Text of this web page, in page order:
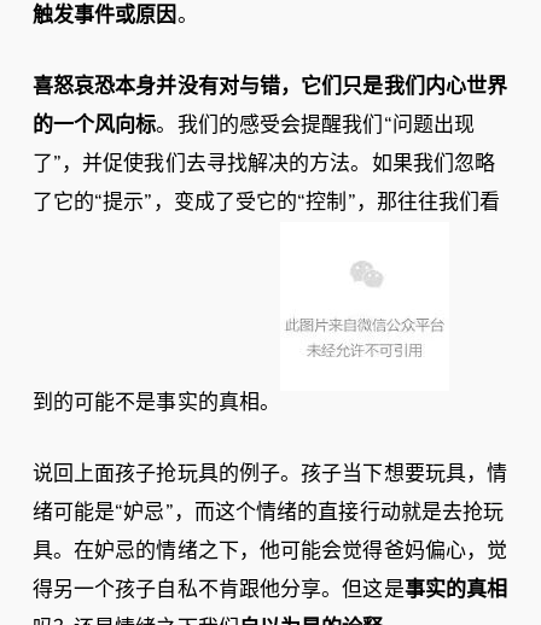
触发事件或原因。
喜怒哀恐本身并没有对与错，它们只是我们内心世界
的一个风向标。我们的感受会提醒我们“问题出现
了”，并促使我们去寻找解决的方法。如果我们忽略
了它的“提示”，变成了受它的“控制”，那往往我们看
到的可能不是事实的真相。
说回上面孩子抢玩具的例子。孩子当下想要玩具，情
绪可能是“妒忌”，而这个情绪的直接行动就是去抢玩
具。在妒忌的情绪之下，他可能会觉得爸妈偏心，觉
得另一个孩子自私不肯跟他分享。但这是事实的真相